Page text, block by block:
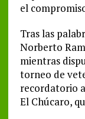
el
Tras las
Norberto
mientras
torneo de
recordatorio
El Chúcaro,